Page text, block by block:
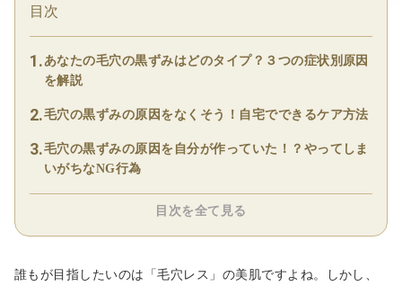
目次
あなたの毛穴の黒ずみはどのタイプ？３つの症状別原因
を解説
毛穴の黒ずみの原因をなくそう！自宅でできるケア方法
毛穴の黒ずみの原因を自分が作っていた！？やってしま
いがちなNG行為
目次を全て見る
誰もが目指したいのは「毛穴レス」の美肌ですよね。しかし、